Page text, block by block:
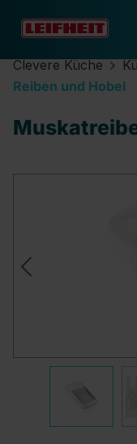
Zum Hauptinhalt
Clevere Küche
Reiben und Hobel